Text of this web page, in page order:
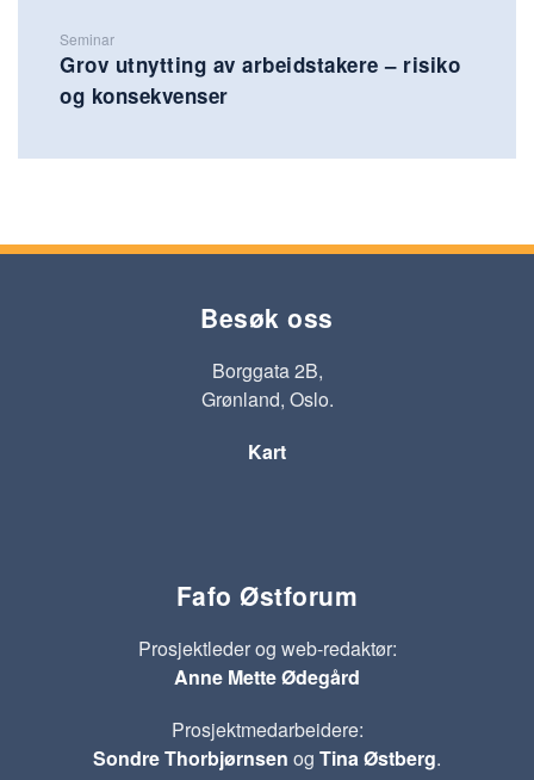
Seminar
Grov utnytting av arbeidstakere – risiko
og konsekvenser
Besøk oss
Borggata 2B,
Grønland, Oslo.
Kart
Fafo Østforum
Prosjektleder og web-redaktør:
Anne Mette Ødegård
Prosjektmedarbeidere:
Sondre Thorbjørnsen og Tina Østberg.